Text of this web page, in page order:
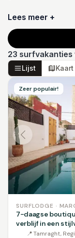
Lees meer +
23 surfvakanties
Lijst Kaart
Zeer populair!
SURFLODGE ·
7-daagse
verblijf in een
📍Tamraght,